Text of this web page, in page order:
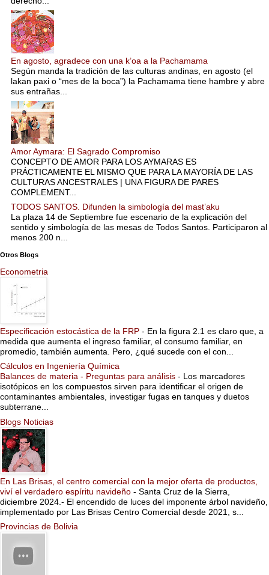
En agosto, agradece con una k’oa a la Pachamama
Según manda la tradición de las culturas andinas, en agosto (el
lakan paxi o “mes de la boca”) la Pachamama tiene hambre y abre
sus entrañas...
Amor Aymara: El Sagrado Compromiso
CONCEPTO DE AMOR PARA LOS AYMARAS ES
PRÁCTICAMENTE EL MISMO QUE PARA LA MAYORÍA DE LAS
CULTURAS ANCESTRALES | UNA FIGURA DE PARES
COMPLEMENT...
TODOS SANTOS. Difunden la simbología del mast’aku
La plaza 14 de Septiembre fue escenario de la explicación del
sentido y simbología de las mesas de Todos Santos. Participaron al
menos 200 n...
Otros Blogs
Econometria
Especificación estocástica de la FRP - En la figura 2.1 es claro que, a
medida que aumenta el ingreso familiar, el consumo familiar, en
promedio, también aumenta. Pero, ¿qué sucede con el con...
Cálculos en Ingeniería Química
Balances de materia - Preguntas para análisis - Los marcadores
isotópicos en los compuestos sirven para identificar el origen de
contaminantes ambientales, investigar fugas en tanques y duetos
subterrane...
Blogs Noticias
En Las Brisas, el centro comercial con la mejor oferta de productos,
viví el verdadero espíritu navideño - Santa Cruz de la Sierra,
diciembre 2024.- El encendido de luces del imponente árbol navideño,
implementado por Las Brisas Centro Comercial desde 2021, s...
Provincias de Bolivia